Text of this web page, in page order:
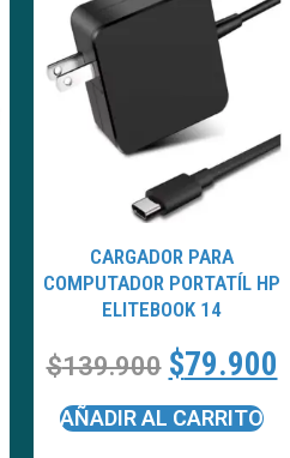
CARGADOR PARA
COMPUTADOR PORTATÍL HP
ELITEBOOK 14
$139.900 $79.900
AÑADIR AL CARRITO